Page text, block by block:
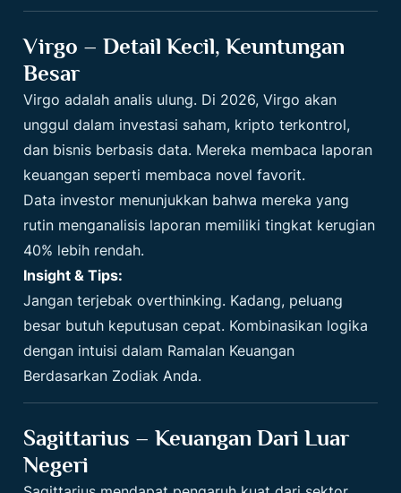
Virgo – Detail Kecil, Keuntungan
Besar
Virgo adalah analis ulung. Di 2026, Virgo akan
unggul dalam investasi saham, kripto terkontrol,
dan bisnis berbasis data. Mereka membaca laporan
keuangan seperti membaca novel favorit.
Data investor menunjukkan bahwa mereka yang
rutin menganalisis laporan memiliki tingkat kerugian
40% lebih rendah.
Insight & Tips:
Jangan terjebak overthinking. Kadang, peluang
besar butuh keputusan cepat. Kombinasikan logika
dengan intuisi dalam Ramalan Keuangan
Berdasarkan Zodiak Anda.
Sagittarius – Keuangan Dari Luar
Negeri